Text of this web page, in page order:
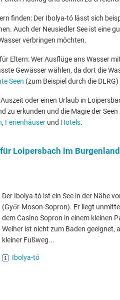
finden: Der Ibolya-tó lässt sich
Auch der Neusiedler See ist eine
verbringen möchten.
Eltern: Wer Ausflüge ans Wasser
Gewässer wählen, da dort die
Seen (zum Beispiel durch die
oder einen Urlaub in
zu erkunden und die Magie der
, Ferienhäuser und Hotels.
Loipersbach im
Der Ibolya-tó ist ein See in der Nähe
(Győr-Moson-Sopron). Er liegt
dem Casino Sopron in einem kleinen
Weiher ist nicht zum Baden geeignet,
kleiner Fußweg...
Ibolya-tó